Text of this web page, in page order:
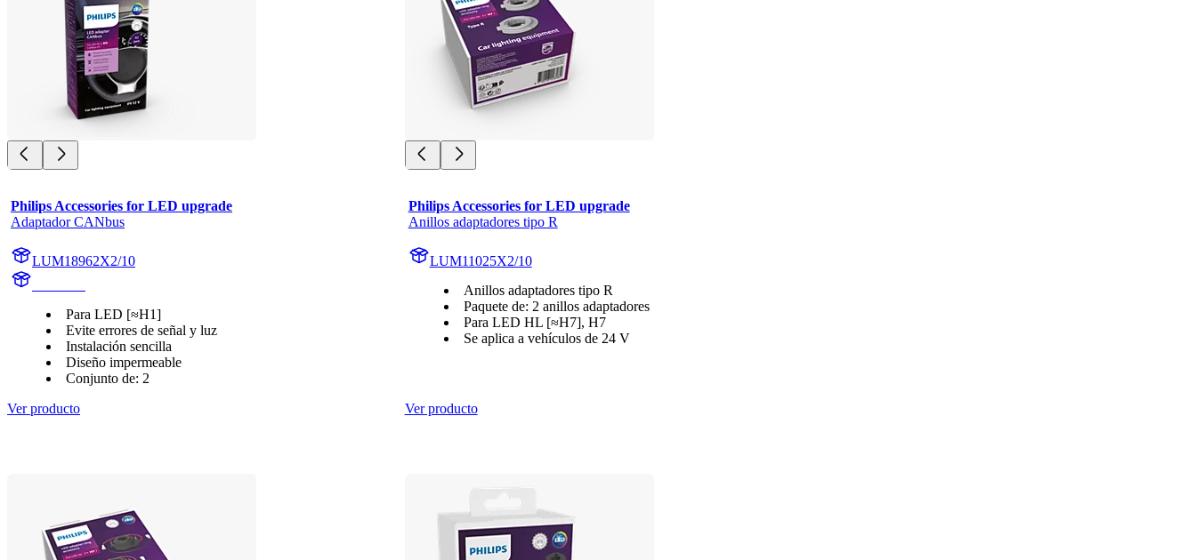
Philips Accessories for LED upgrade
Adaptador CANbus
LUM18962X2/10
Para LED [≈H1]
Evite errores de señal y luz
Instalación sencilla
Diseño impermeable
Conjunto de: 2
Ver producto
Philips Accessories for LED upgrade
Anillos adaptadores tipo R
LUM11025X2/10
Anillos adaptadores tipo R
Paquete de: 2 anillos adaptadores
Para LED HL [≈H7], H7
Se aplica a vehículos de 24 V
Ver producto